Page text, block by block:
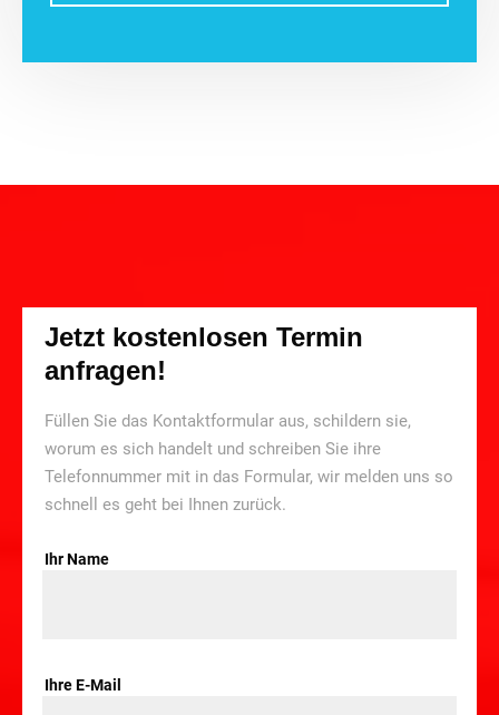
Jetzt kostenlosen Termin
anfragen!
Füllen Sie das Kontaktformular aus, schildern sie,
worum es sich handelt und schreiben Sie ihre
Telefonnummer mit in das Formular, wir melden uns so
schnell es geht bei Ihnen zurück.
Ihr Name
Ihre E-Mail